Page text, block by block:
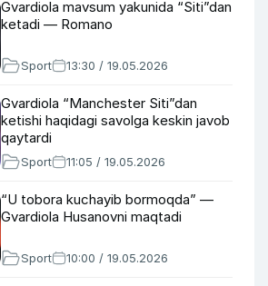
Gvardiola mavsum yakunida “Siti”dan
ketadi — Romano
Sport 13:30 / 19.05.2026
Gvardiola “Manchester Siti”dan
ketishi haqidagi savolga keskin javob
qaytardi
Sport 11:05 / 19.05.2026
“U tobora kuchayib bormoqda” —
Gvardiola Husanovni maqtadi
Sport 10:00 / 19.05.2026